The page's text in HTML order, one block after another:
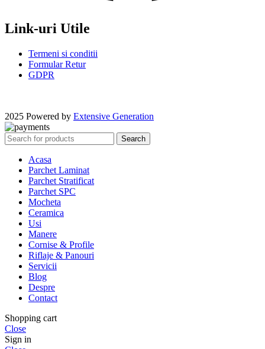
Link-uri Utile
Termeni si conditii
Formular Retur
GDPR
2025 Powered by Extensive Generation
Search
Acasa
Parchet Laminat
Parchet Stratificat
Parchet SPC
Mocheta
Ceramica
Usi
Manere
Cornise & Profile
Riflaje & Panouri
Servicii
Blog
Despre
Contact
Shopping cart
Close
Sign in